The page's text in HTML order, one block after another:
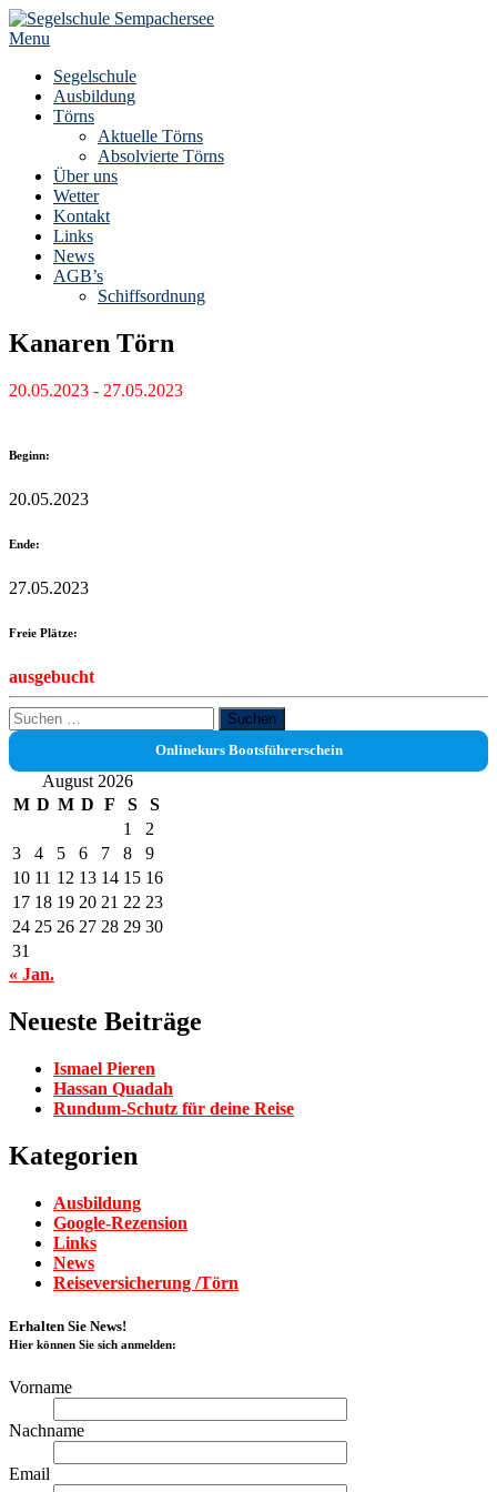
Skip
to
Menu
Segelschule
Ausbildung
Törns
Aktuelle Törns
Absolvierte Törns
Über uns
Wetter
Kontakt
Links
News
AGB’s
Schiffsordnung
Kanaren Törn
20.05.2023 - 27.05.2023
Beginn:
20.05.2023
Ende:
27.05.2023
Freie Plätze:
ausgebucht
Suchen
nach:
Onlinekurs Bootsführerschein
August 2026
M D M D F S
S
1
2
3
4 5 6 7 8
9
10 11 12 13 14 15 16
17 18 19 20 21 22 23
24 25 26 27 28 29 30
31
« Jan.
Neueste Beiträge
Ismael Pieren
Hassan Quadah
Rundum-Schutz für deine Reise
Kategorien
Ausbildung
Google-Rezension
Links
News
Reiseversicherung /Törn
Erhalten Sie News!
Hier können Sie sich anmelden:
Vorname
Nachname
Email